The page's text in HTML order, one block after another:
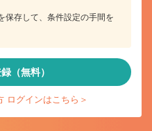
保存して、条件設定の手間を
（無料）
ログインはこちら＞